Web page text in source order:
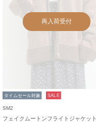
再入荷受付
タイムセール対象 SALE
SM2
フェイクムートンフライトジャケット